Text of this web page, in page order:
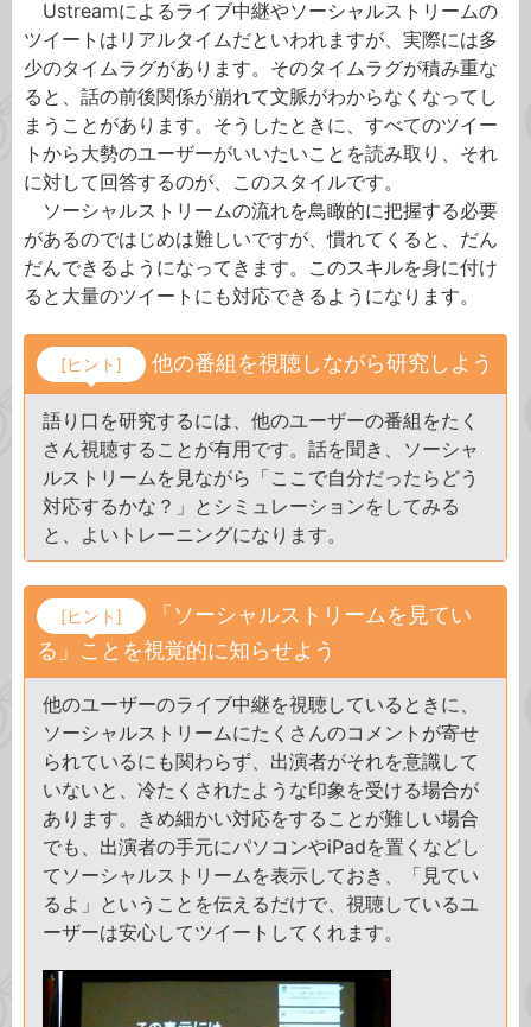
Ustreamによるライブ中継やソーシャルストリームの
ツイートはリアルタイムだといわれますが、実際には多
少のタイムラグがあります。そのタイムラグが積み重な
ると、話の前後関係が崩れて文脈がわからなくなってし
まうことがあります。そうしたときに、すべてのツイー
トから大勢のユーザーがいいたいことを読み取り、それ
に対して回答するのが、このスタイルです。
ソーシャルストリームの流れを鳥瞰的に把握する必要
があるのではじめは難しいですが、慣れてくると、だん
だんできるようになってきます。このスキルを身に付け
ると大量のツイートにも対応できるようになります。
[ヒント] 他の番組を視聴しながら研究しよう
語り口を研究するには、他のユーザーの番組をたく
さん視聴することが有用です。話を聞き、ソーシャ
ルストリームを見ながら「ここで自分だったらどう
対応するかな？」とシミュレーションをしてみる
と、よいトレーニングになります。
[ヒント]
「ソーシャルストリームを見てい
る」ことを視覚的に知らせよう
他のユーザーのライブ中継を視聴しているときに、
ソーシャルストリームにたくさんのコメントが寄せ
られているにも関わらず、出演者がそれを意識して
いないと、冷たくされたような印象を受ける場合が
あります。きめ細かい対応をすることが難しい場合
でも、出演者の手元にパソコンやiPadを置くなどし
てソーシャルストリームを表示しておき、「見てい
るよ」ということを伝えるだけで、視聴しているユ
ーザーは安心してツイートしてくれます。